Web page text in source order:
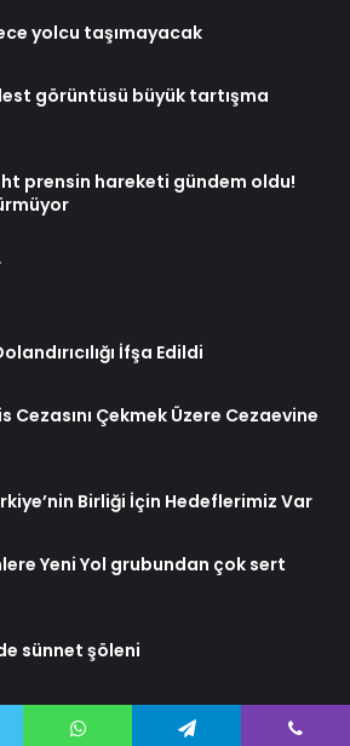
yolcu taşımayacak
görüntüsü büyük tartışma
prensin hareketi gündem oldu!
İfşa Edildi
Cezasını Çekmek Üzere Cezaevine
Birliği İçin Hedeflerimiz Var
Yeni Yol grubundan çok sert
sünnet şöleni